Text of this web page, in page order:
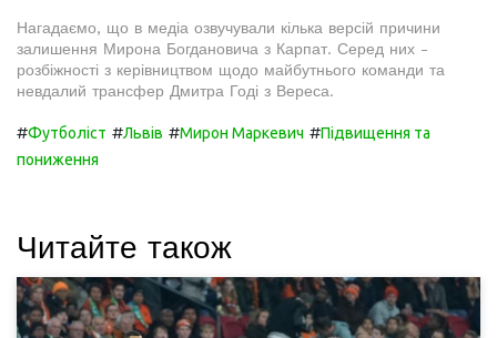
Нагадаємо, що в медіа озвучували кілька версій причини
залишення Мирона Богдановича з Карпат. Серед них -
розбіжності з керівництвом щодо майбутнього команди та
невдалий трансфер Дмитра Годі з Вереса.
#Футболіст #Львів #Мирон Маркевич #Підвищення та
пониження
Читайте також